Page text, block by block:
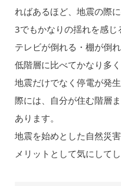
ればあるほど、地震の際
3でもかなりの揺れを感じ
テレビが倒れる・棚が倒
低階層に比べてかなり多く
地震だけでなく停電が発
際には、自分が住む階層
あります。
地震を始めとした自然災
メリットとして気にして